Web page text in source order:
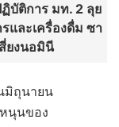
บัติการ มท. 2 ลุย
และเครื่องดื่ม ซา
ยงนอมินี
มิถุนายน
นุนของ